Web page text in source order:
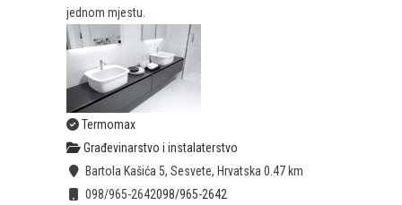
jednom mjestu.
Termomax
Građevinarstvo i instalaterstvo
Bartola Kašića 5, Sesvete, Hrvatska 0.47 km
098/965-2642098/965-2642